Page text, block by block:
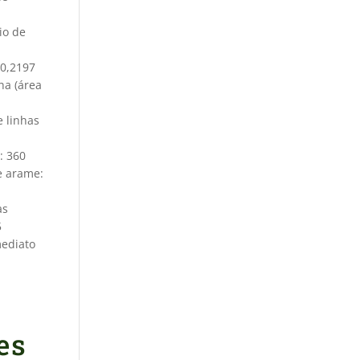
de
(área
linhas
360
arame: